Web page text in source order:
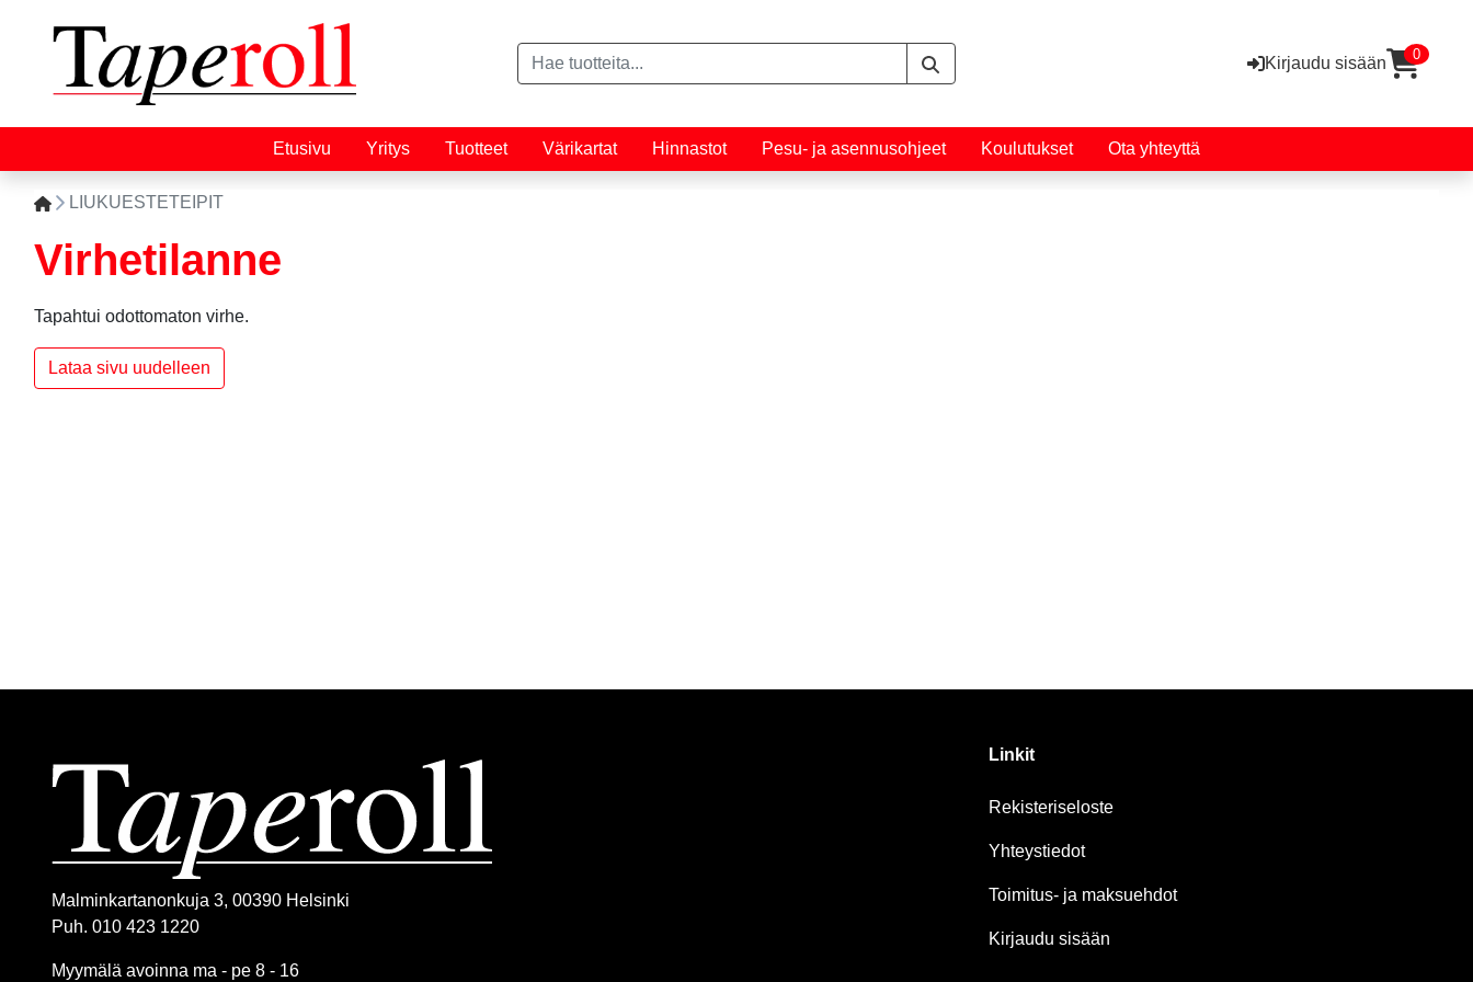
Kirjaudu sisään 0
Etusivu Yritys Tuotteet Värikartat Hinnastot Pesu- ja asennusohjeet Koulutukset Ota yhteyttä
LIUKUESTETEIPIT
Virhetilanne
Tapahtui odottomaton virhe.
Lataa sivu uudelleen
Malminkartanonkuja 3, 00390 Helsinki
Puh. 010 423 1220
Myymälä avoinna ma - pe 8 - 16
Linkit
Rekisteriseloste
Yhteystiedot
Toimitus- ja maksuehdot
Kirjaudu sisään